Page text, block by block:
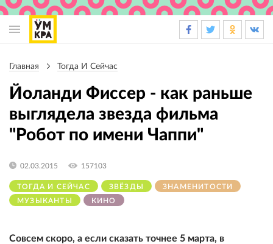
навигация
навигации
Главная Тогда И Сейчас
Йоланди Фиссер - как раньше
выглядела звезда фильма
"Робот по имени Чаппи"
ТОГДА И СЕЙЧАС ЗВЁЗДЫ
ЗНАМЕНИТОСТИ
МУЗЫКАНТЫ
КИНО
02.03.2015 157103
Совсем скоро, а если сказать точнее 5 марта, в